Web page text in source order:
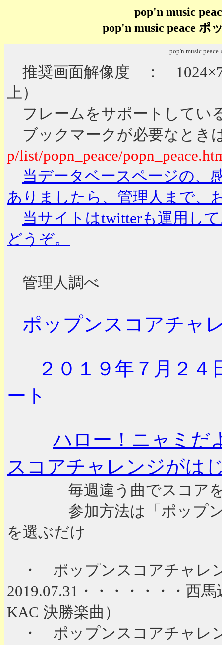
pop'n music
pop'n music peace ポ
pop'n music
推奨画面解像度 ：
上）
フレームをサポートしてい
ブックマークが必要なとき
p/list/popn_peace/
当データベースページの、
ありましたら、管理人まで、
当サイトはtwitterも運用し
どうぞ。
管理人調べ
ポップンスコアチャ
２０１９年７月２
ート
ハロー！ニャミだ
スコアチャレンジがは
毎週違う曲でスコアを競
参加方法は「ポップンス
を選ぶだけ
・ ポップンスコアチャレン
2019.07.31・・・・・・・西
KAC 決勝楽曲）
・ ポップンスコアチャレン